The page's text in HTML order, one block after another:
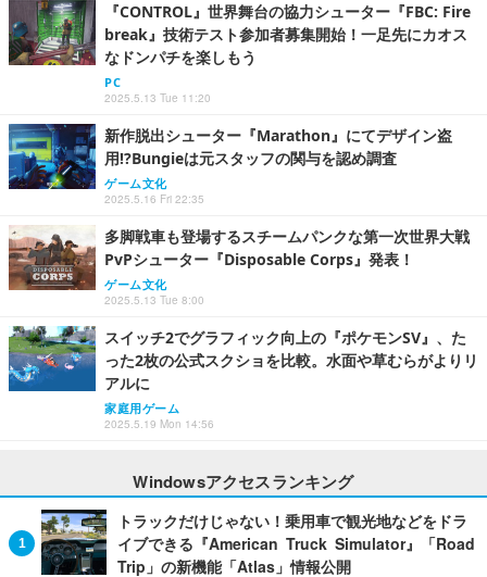
『CONTROL』世界舞台の協力シューター『FBC: Fire
break』技術テスト参加者募集開始！一足先にカオス
なドンパチを楽しもう
PC
2025.5.13 Tue 11:20
新作脱出シューター『Marathon』にてデザイン盗
用!?Bungieは元スタッフの関与を認め調査
ゲーム文化
2025.5.16 Fri 22:35
多脚戦車も登場するスチームパンクな第一次世界大戦
PvPシューター『Disposable Corps』発表！
ゲーム文化
2025.5.13 Tue 8:00
スイッチ2でグラフィック向上の『ポケモンSV』、た
った2枚の公式スクショを比較。水面や草むらがよりリ
アルに
家庭用ゲーム
2025.5.19 Mon 14:56
Windowsアクセスランキング
トラックだけじゃない！乗用車で観光地などをドラ
イブできる『American Truck Simulator』「Road
Trip」の新機能「Atlas」情報公開